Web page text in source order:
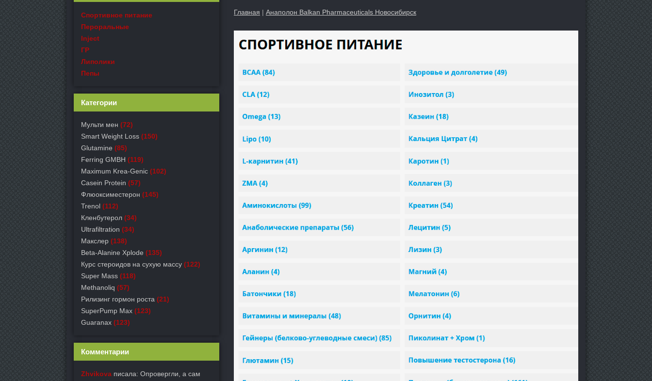
Главная | Анаполон Balkan Pharmaceuticals Новосибирск
Спортивное питание
Пероральные
Inject
ГР
Липолики
Пепы
Категории
Мульти мен (72)
Smart Weight Loss (150)
Glutamine (85)
Ferring GMBH (119)
Maximum Krea-Genic (102)
Casein Protein (57)
Флюоксиместерон (145)
Trenol (112)
Кленбутерол (34)
Ultrafiltration (34)
Макслер (138)
Beta-Alanine Xplode (135)
Курс стероидов на сухую массу (122)
Super Mass (118)
Methanoliq (57)
Рилизинг гормон роста (21)
SuperPump Max (123)
Guaranax (123)
Комментарии
Zhvikova писала: Опровергли, а сам